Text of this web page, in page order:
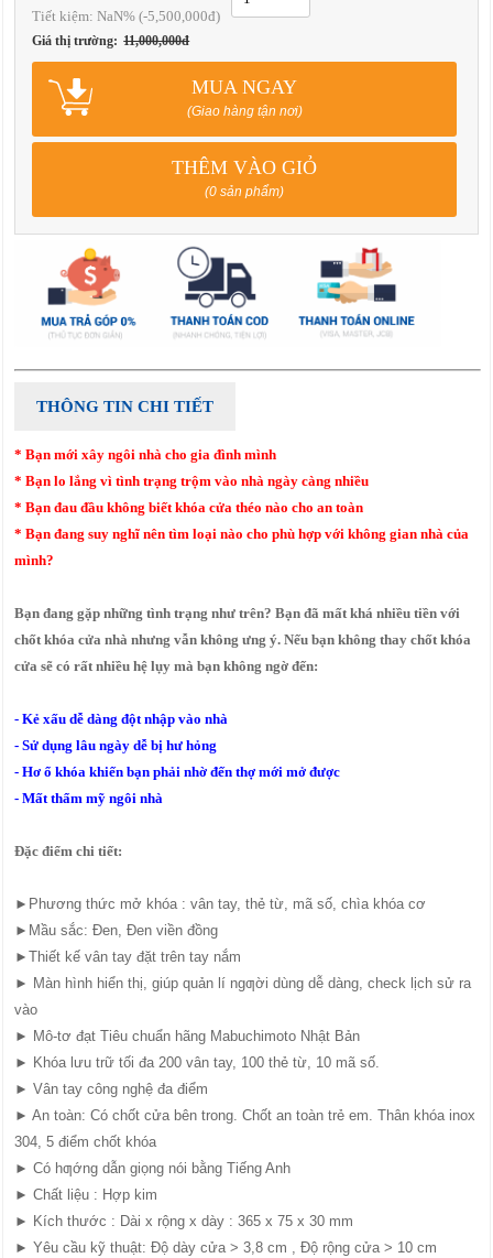
Tiết kiệm:NaN% (-5,500,000đ)
Giá thị trường: 11,000,000đ
MUA NGAY
(Giao hàng tận nơi)
THÊM VÀO GIỎ
(0 sản phẩm)
THÔNG TIN CHI TIẾT
* Bạn mới xây ngôi nhà cho gia đình mình
* Bạn lo lắng vì tình trạng trộm vào nhà ngày càng nhiều
* Bạn đau đầu không biết khóa cửa théo nào cho an toàn
* Bạn đang suy nghĩ nên tìm loại nào cho phù hợp với không gian nhà của
mình?
Bạn đang gặp những tình trạng như trên? Bạn đã mất khá nhiều tiền với
chốt khóa cửa nhà nhưng vẫn không ưng ý. Nếu bạn không thay chốt khóa
cửa sẽ có rất nhiều hệ lụy mà bạn không ngờ đến:
- Kẻ xấu dễ dàng đột nhập vào nhà
- Sử dụng lâu ngày dễ bị hư hỏng
- Hơ ổ khóa khiến bạn phải nhờ đến thợ mới mở được
- Mất thẩm mỹ ngôi nhà
Đặc điểm chi tiết:
►Phương thức mở khóa : vân tay, thẻ từ, mã số, chìa khóa cơ
►Mầu sắc: Đen, Đen viền đồng
►Thiết kế vân tay đặt trên tay nắm
► Màn hình hiển thị, giúp quản lí ngƣời dùng dễ dàng, check lịch sử ra
vào
► Mô-tơ đạt Tiêu chuẩn hãng Mabuchimoto Nhật Bản
► Khóa lưu trữ tối đa 200 vân tay, 100 thẻ từ, 10 mã số.
► Vân tay công nghệ đa điểm
► An toàn: Có chốt cửa bên trong. Chốt an toàn trẻ em. Thân khóa inox
304, 5 điểm chốt khóa
► Có hƣớng dẫn giọng nói bằng Tiếng Anh
► Chất liệu : Hợp kim
► Kích thước : Dài x rộng x dày : 365 x 75 x 30 mm
► Yêu cầu kỹ thuật: Độ dày cửa > 3,8 cm , Độ rộng cửa > 10 cm